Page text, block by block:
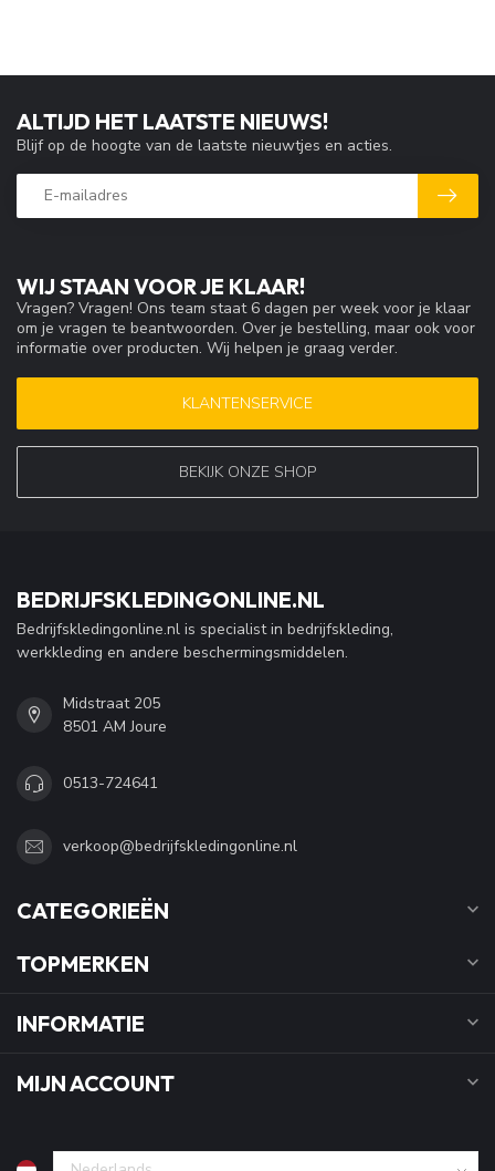
WIJ STAAN VOOR JE KLAAR!
Vragen? Vragen! Ons team staat 6 dagen per week voor je klaar
om je vragen te beantwoorden. Over je bestelling, maar ook voor
informatie over producten. Wij helpen je graag verder.
KLANTENSERVICE
BEKIJK ONZE SHOP
ALTIJD HET LAATSTE NIEUWS!
Blijf op de hoogte van de laatste nieuwtjes en acties.
BEDRIJFSKLEDINGONLINE.NL
Bedrijfskledingonline.nl is specialist in bedrijfskleding,
werkkleding en andere beschermingsmiddelen.
Midstraat 205
8501 AM Joure
0513-724641
verkoop@bedrijfskledingonline.nl
CATEGORIEËN
TOPMERKEN
INFORMATIE
MIJN ACCOUNT